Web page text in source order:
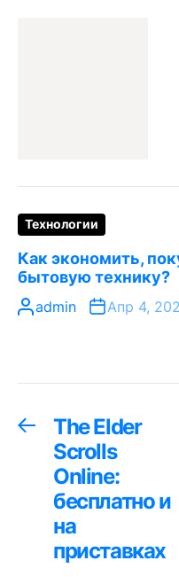
Технологии
Как экономить,
бытовую технику?
admin Апр 4,
Навигация
записям
Предыдущая
запись:
The Elder
Scrolls
Online:
бесплатно и
на
приставках